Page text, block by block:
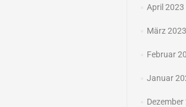
April 2023
März 2023
Februar
Januar
Dezember